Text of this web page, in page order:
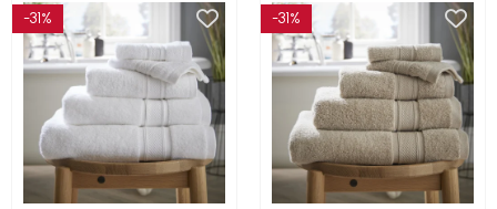
-31% -31%